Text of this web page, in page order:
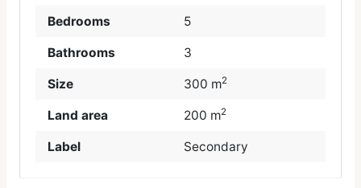
Bedrooms 5
Bathrooms 3
Size 300 m2
Land area 200 m2
Label Secondary